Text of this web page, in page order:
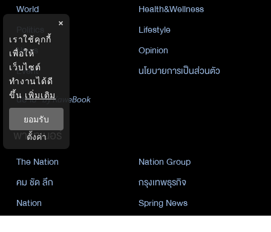
World
Health&Wellness
Lifestyle
News
Opinion
Event
นโยบายการเป็นส่วนตัว
นิยาย by KaweBook
พาร์ทเนอร์
The Nation
Nation Group
คม ชัด ลึก
กรุงเทพธุรกิจ
Nation
Spring News
×
เราใช้คุกกี้
เพื่อให้
เว็บไซต์
ทำงานได้ดี
ขึ้น เพิ่มเติม
ยอมรับ
ตั้งค่า